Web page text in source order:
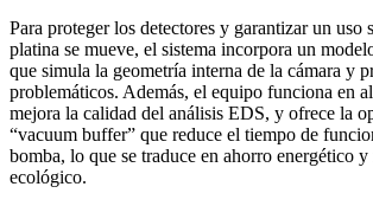
Para proteger los detectores y garantizar un uso
platina se mueve, el sistema incorpora un
que simula la geometría interna de la cámara y
problemáticos. Además, el equipo funciona en
mejora la calidad del análisis EDS, y ofrece la
“vacuum buffer” que reduce el tiempo de
bomba, lo que se traduce en ahorro energético
ecológico.